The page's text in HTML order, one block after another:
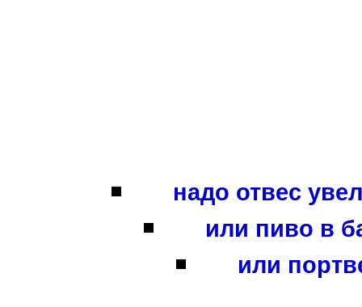
надо отвес
или пиво в
или